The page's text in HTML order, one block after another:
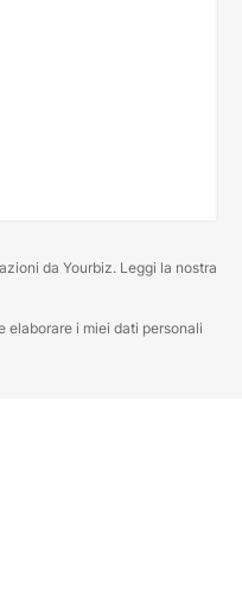
da Yourbiz. Leggi la nostra
elaborare i miei dati personali